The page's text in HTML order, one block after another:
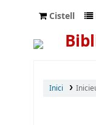
Cistell
Inici